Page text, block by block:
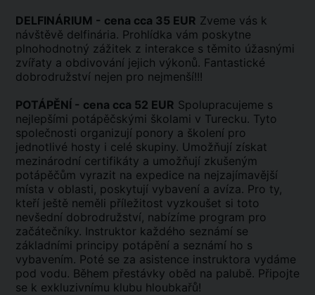
DELFINÁRIUM - cena cca 35 EUR Zveme vás k
návštěvě delfinária. Prohlídka vám poskytne
plnohodnotný zážitek z interakce s těmito úžasnými
zvířaty a obdivování jejich výkonů. Fantastické
dobrodružství nejen pro nejmenší!!!
POTÁPĚNÍ - cena cca 52 EUR Spolupracujeme s
nejlepšími potápěčskými školami v Turecku. Tyto
společnosti organizují ponory a školení pro
jednotlivé hosty i celé skupiny. Umožňují získat
mezinárodní certifikáty a umožňují zkušeným
potápěčům vyrazit na expedice na nejzajímavější
místa v oblasti, poskytují vybavení a avíza. Pro ty,
kteří ještě neměli příležitost vyzkoušet si toto
nevšední dobrodružství, nabízíme program pro
začátečníky. Instruktor každého seznámí se
základními principy potápění a seznámí ho s
vybavením. Poté se za asistence instruktora vydáme
pod vodu. Během přestávky oběd na palubě. Připojte
se k exkluzivnímu klubu hloubkařů!